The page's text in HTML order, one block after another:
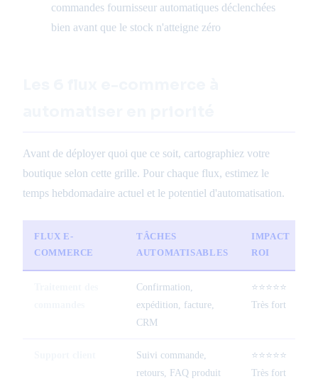
commandes fournisseur automatiques déclenchées
bien avant que le stock n'atteigne zéro
Avant de déployer quoi que ce soit, cartographiez votre
boutique selon cette grille. Pour chaque flux, estimez le
temps hebdomadaire actuel et le potentiel d'automatisation.
FLUX E-
COMMERCE
TÂCHES
AUTOMATISABLES
IMPACT
ROI
Confirmation,
expédition, facture,
CRM
⭐⭐⭐⭐⭐
Très fort
Suivi commande,
retours, FAQ produit
⭐⭐⭐⭐⭐
Très fort